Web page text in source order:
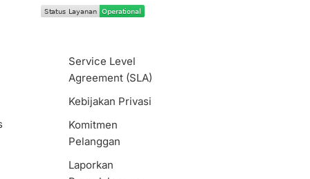
Service Level
Agreement (SLA)
Kebijakan Privasi
Komitmen
Pelanggan
Laporkan